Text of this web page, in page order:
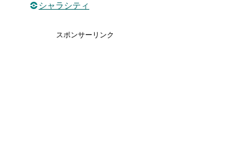
シャラシティ
スポンサーリンク